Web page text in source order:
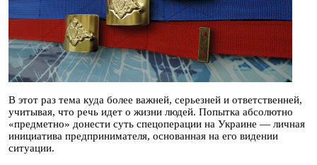
В этот раз тема куда более важней, серьезней и ответственней,
учитывая, что речь идет о жизни людей. Попытка абсолютно
«предметно» донести суть спецоперации на Украине — личная
инициатива предпринимателя, основанная на его видении
ситуации.